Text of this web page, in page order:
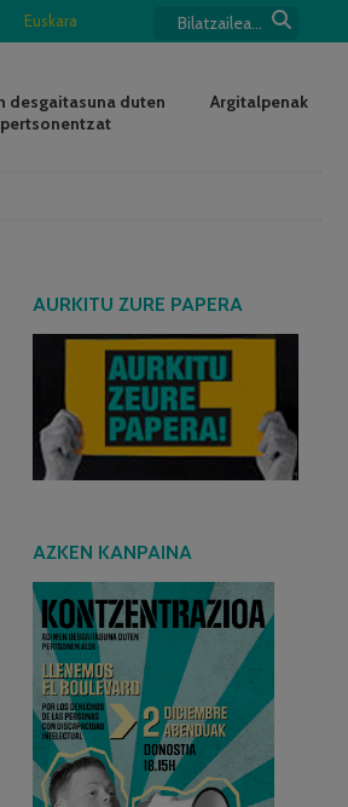
Euskara
desgaitasuna duten
pertsonentzat
Argitalpenak
AURKITU ZURE PAPERA
AZKEN KANPAINA